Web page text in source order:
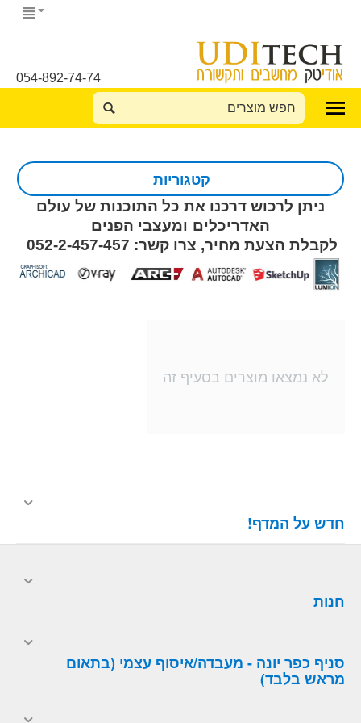
054-892-74-74
קטגוריות
ניתן לרכוש דרכנו את כל התוכנות של עולם
האדריכלים ומעצבי הפנים
לקבלת הצעת מחיר, צרו קשר: 052-2-457-457
לא נמצאו מוצרים בסעיף זה
חדש על המדף!
חנות
סניף כפר יונה - מעבדה/איסוף עצמי (בתאום
מראש בלבד)